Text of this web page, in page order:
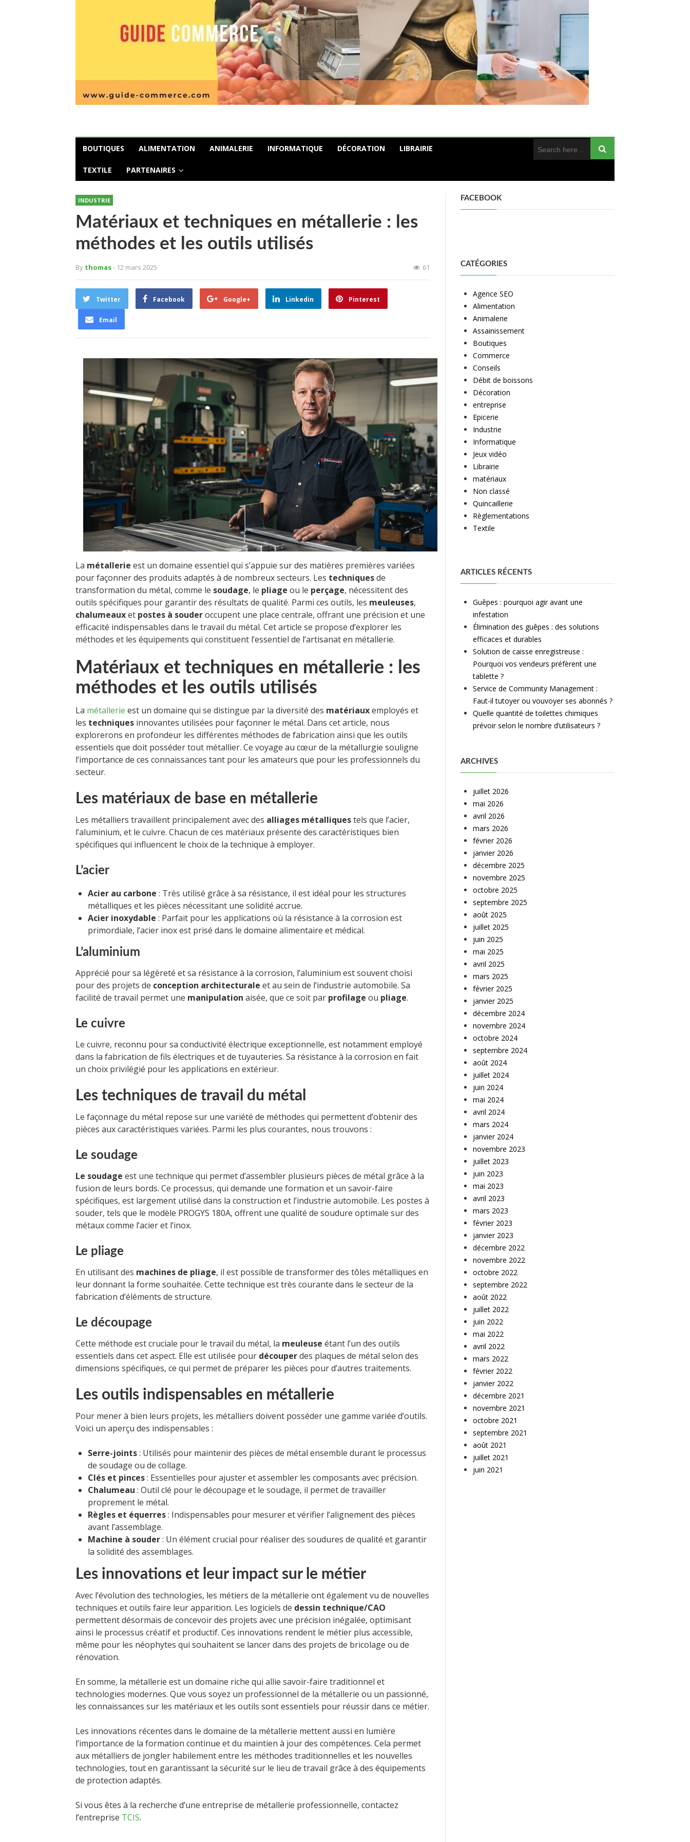
BOUTIQUES ALIMENTATION ANIMALERIE INFORMATIQUE DÉCORATION LIBRAIRIE
TEXTILE PARTENAIRES
INDUSTRIE
Matériaux et techniques en métallerie : les
méthodes et les outils utilisés
By thomas- 12 mars 2025 61
Twitter Facebook Google+ Linkedin Pinterest
Email
La métallerie est un domaine essentiel qui s’appuie sur des matières premières variées
pour façonner des produits adaptés à de nombreux secteurs. Les techniquesde
transformation du métal, comme le soudage, le pliage ou le perçage, nécessitent des
outils spécifiques pour garantir des résultats de qualité. Parmi ces outils, les meuleuses,
chalumeauxet postes à souderoccupent une place centrale, offrant une précision et une
efficacité indispensables dans le travail du métal. Cet article se propose d’explorer les
méthodes et les équipements qui constituent l’essentiel de l’artisanat en métallerie.
Matériaux et techniques en métallerie : les
méthodes et les outils utilisés
La métallerie est un domaine qui se distingue par la diversité des matériauxemployés et
les techniques innovantes utilisées pour façonner le métal. Dans cet article, nous
explorerons en profondeur les différentes méthodes de fabrication ainsi que les outils
essentiels que doit posséder tout métallier. Ce voyage au cœur de la métallurgie souligne
l’importance de ces connaissances tant pour les amateurs que pour les professionnels du
secteur.
Les matériaux de base en métallerie
Les métalliers travaillent principalement avec des alliages métalliquestels que l’acier,
l’aluminium, et le cuivre. Chacun de ces matériaux présente des caractéristiques bien
spécifiques qui influencent le choix de la technique à employer.
L’acier
Acier au carbone : Très utilisé grâce à sa résistance, il est idéal pour les structures
métalliques et les pièces nécessitant une solidité accrue.
Acier inoxydable : Parfait pour les applications où la résistance à la corrosion est
primordiale, l’acier inox est prisé dans le domaine alimentaire et médical.
L’aluminium
Apprécié pour sa légèreté et sa résistance à la corrosion, l’aluminium est souvent choisi
pour des projets de conception architecturale et au sein de l’industrie automobile. Sa
facilité de travail permet une manipulation aisée, que ce soit par profilage ou pliage.
Le cuivre
Le cuivre, reconnu pour sa conductivité électrique exceptionnelle, est notamment employé
dans la fabrication de fils électriques et de tuyauteries. Sa résistance à la corrosion en fait
un choix privilégié pour les applications en extérieur.
Les techniques de travail du métal
Le façonnage du métal repose sur une variété de méthodes qui permettent d’obtenir des
pièces aux caractéristiques variées. Parmi les plus courantes, nous trouvons :
Le soudage
Le soudage est une technique qui permet d’assembler plusieurs pièces de métal grâce à la
fusion de leurs bords. Ce processus, qui demande une formation et un savoir-faire
spécifiques, est largement utilisé dans la construction et l’industrie automobile. Les postes à
souder, tels que le modèle PROGYS 180A, offrent une qualité de soudure optimale sur des
métaux comme l’acier et l’inox.
Le pliage
En utilisant des machines de pliage, il est possible de transformer des tôles métalliques en
leur donnant la forme souhaitée. Cette technique est très courante dans le secteur de la
fabrication d’éléments de structure.
Le découpage
Cette méthode est cruciale pour le travail du métal, la meuleuse étant l’un des outils
essentiels dans cet aspect. Elle est utilisée pour découperdes plaques de métal selon des
dimensions spécifiques, ce qui permet de préparer les pièces pour d’autres traitements.
Les outils indispensables en métallerie
Pour mener à bien leurs projets, les métalliers doivent posséder une gamme variée d’outils.
Voici un aperçu des indispensables :
Serre-joints: Utilisés pour maintenir des pièces de métal ensemble durant le processus
de soudage ou de collage.
Clés et pinces: Essentielles pour ajuster et assembler les composants avec précision.
Chalumeau : Outil clé pour le découpage et le soudage, il permet de travailler
proprement le métal.
Règles et équerres: Indispensables pour mesurer et vérifier l’alignement des pièces
avant l’assemblage.
Machine à souder: Un élément crucial pour réaliser des soudures de qualité et garantir
la solidité des assemblages.
Les innovations et leur impact sur le métier
Avec l’évolution des technologies, les métiers de la métallerie ont également vu de nouvelles
techniques et outils faire leur apparition. Les logiciels de dessin technique/CAO
permettent désormais de concevoir des projets avec une précision inégalée, optimisant
ainsi le processus créatif et productif. Ces innovations rendent le métier plus accessible,
même pour les néophytes qui souhaitent se lancer dans des projets de bricolage ou de
rénovation.
En somme, la métallerie est un domaine riche qui allie savoir-faire traditionnel et
technologies modernes. Que vous soyez un professionnel de la métallerie ou un passionné,
les connaissances sur les matériaux et les outils sont essentiels pour réussir dans ce métier.
Les innovations récentes dans le domaine de la métallerie mettent aussi en lumière
l’importance de la formation continue et du maintien à jour des compétences. Cela permet
aux métalliers de jongler habilement entre les méthodes traditionnelles et les nouvelles
technologies, tout en garantissant la sécurité sur le lieu de travail grâce à des équipements
de protection adaptés.
Si vous êtes à la recherche d’une entreprise de métallerie professionnelle, contactez
l’entreprise TCIS.
FACEBOOK
CATÉGORIES
Agence SEO
Alimentation
Animalerie
Assainissement
Boutiques
Commerce
Conseils
Débit de boissons
Décoration
entreprise
Epicerie
Industrie
Informatique
Jeux vidéo
Librairie
matériaux
Non classé
Quincaillerie
Règlementations
Textile
ARTICLES RÉCENTS
Guêpes : pourquoi agir avant une
infestation
Élimination des guêpes : des solutions
efficaces et durables
Solution de caisse enregistreuse :
Pourquoi vos vendeurs préfèrent une
tablette ?
Service de Community Management :
Faut-il tutoyer ou vouvoyer ses abonnés ?
Quelle quantité de toilettes chimiques
prévoir selon le nombre d’utilisateurs ?
ARCHIVES
juillet 2026
mai 2026
avril 2026
mars 2026
février 2026
janvier 2026
décembre 2025
novembre 2025
octobre 2025
septembre 2025
août 2025
juillet 2025
juin 2025
mai 2025
avril 2025
mars 2025
février 2025
janvier 2025
décembre 2024
novembre 2024
octobre 2024
septembre 2024
août 2024
juillet 2024
juin 2024
mai 2024
avril 2024
mars 2024
janvier 2024
novembre 2023
juillet 2023
juin 2023
mai 2023
avril 2023
mars 2023
février 2023
janvier 2023
décembre 2022
novembre 2022
octobre 2022
septembre 2022
août 2022
juillet 2022
juin 2022
mai 2022
avril 2022
mars 2022
février 2022
janvier 2022
décembre 2021
novembre 2021
octobre 2021
septembre 2021
août 2021
juillet 2021
juin 2021